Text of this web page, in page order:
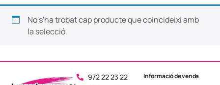
No s'ha trobat cap producte que coincideixi amb
la selecció.
972 22 23 22
Informació de venda